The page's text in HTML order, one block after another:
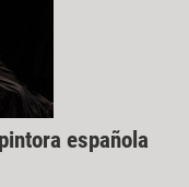
española